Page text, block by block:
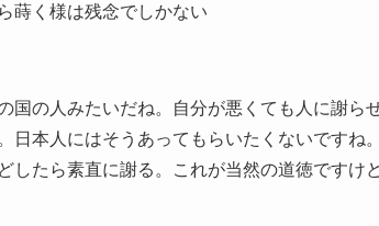
蒔く様は残念でしかない
国の人みたいだね。自分が悪くても人に謝ら
日本人にはそうあってもらいたくないですね
したら素直に謝る。これが当然の道徳ですけど